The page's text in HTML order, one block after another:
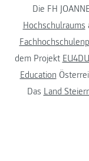
Die FH
Hochschulraums
dem Projekt
Education
Das Land